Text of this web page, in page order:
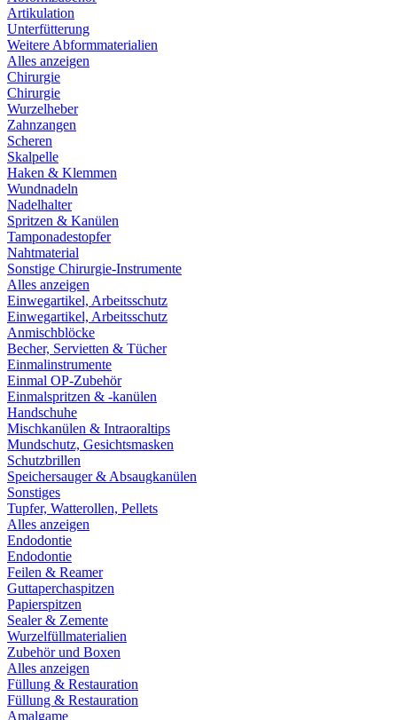
Artikulation
Unterfütterung
Weitere Abformmaterialien
Alles anzeigen
Chirurgie
Chirurgie
Wurzelheber
Zahnzangen
Scheren
Skalpelle
Haken & Klemmen
Wundnadeln
Nadelhalter
Spritzen & Kanülen
Tamponadestopfer
Nahtmaterial
Sonstige Chirurgie-Instrumente
Alles anzeigen
Einwegartikel, Arbeitsschutz
Einwegartikel, Arbeitsschutz
Anmischblöcke
Becher, Servietten & Tücher
Einmalinstrumente
Einmal OP-Zubehör
Einmalspritzen & -kanülen
Handschuhe
Mischkanülen & Intraoraltips
Mundschutz, Gesichtsmasken
Schutzbrillen
Speichersauger & Absaugkanülen
Sonstiges
Tupfer, Watterollen, Pellets
Alles anzeigen
Endodontie
Endodontie
Feilen & Reamer
Guttaperchaspitzen
Papierspitzen
Sealer & Zemente
Wurzelfüllmaterialien
Zubehör und Boxen
Alles anzeigen
Füllung & Restauration
Füllung & Restauration
Amalgame